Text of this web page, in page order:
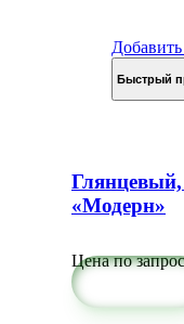
Быстрый
«Модерн»
Цена по